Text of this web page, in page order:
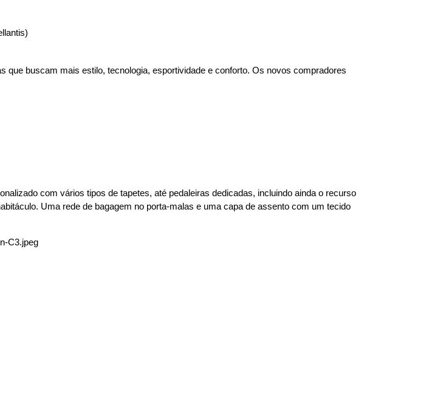
buscam mais estilo, tecnologia, esportividade e conforto. Os novos compradores
com vários tipos de tapetes, até pedaleiras dedicadas, incluindo ainda o recurso
Uma rede de bagagem no porta-malas e uma capa de assento com um tecido